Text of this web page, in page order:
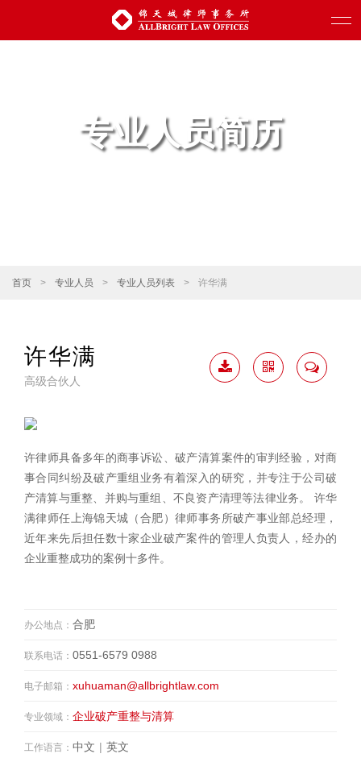
专业人员简历
首页 > 专业人员 > 专业人员列表 > 许华满
许华满
高级合伙人
许律师具备多年的商事诉讼、破产清算案件的审判经验，对商
事合同纠纷及破产重组业务有着深入的研究，并专注于公司破
产清算与重整、并购与重组、不良资产清理等法律业务。 许华
满律师任上海锦天城（合肥）律师事务所破产事业部总经理，
近年来先后担任数十家企业破产案件的管理人负责人，经办的
企业重整成功的案例十多件。
办公地点： 合肥
联系电话： 0551-6579 0988
电子邮箱： xuhuaman@allbrightlaw.com
专业领域： 企业破产重整与清算
工作语言： 中文 | 英文